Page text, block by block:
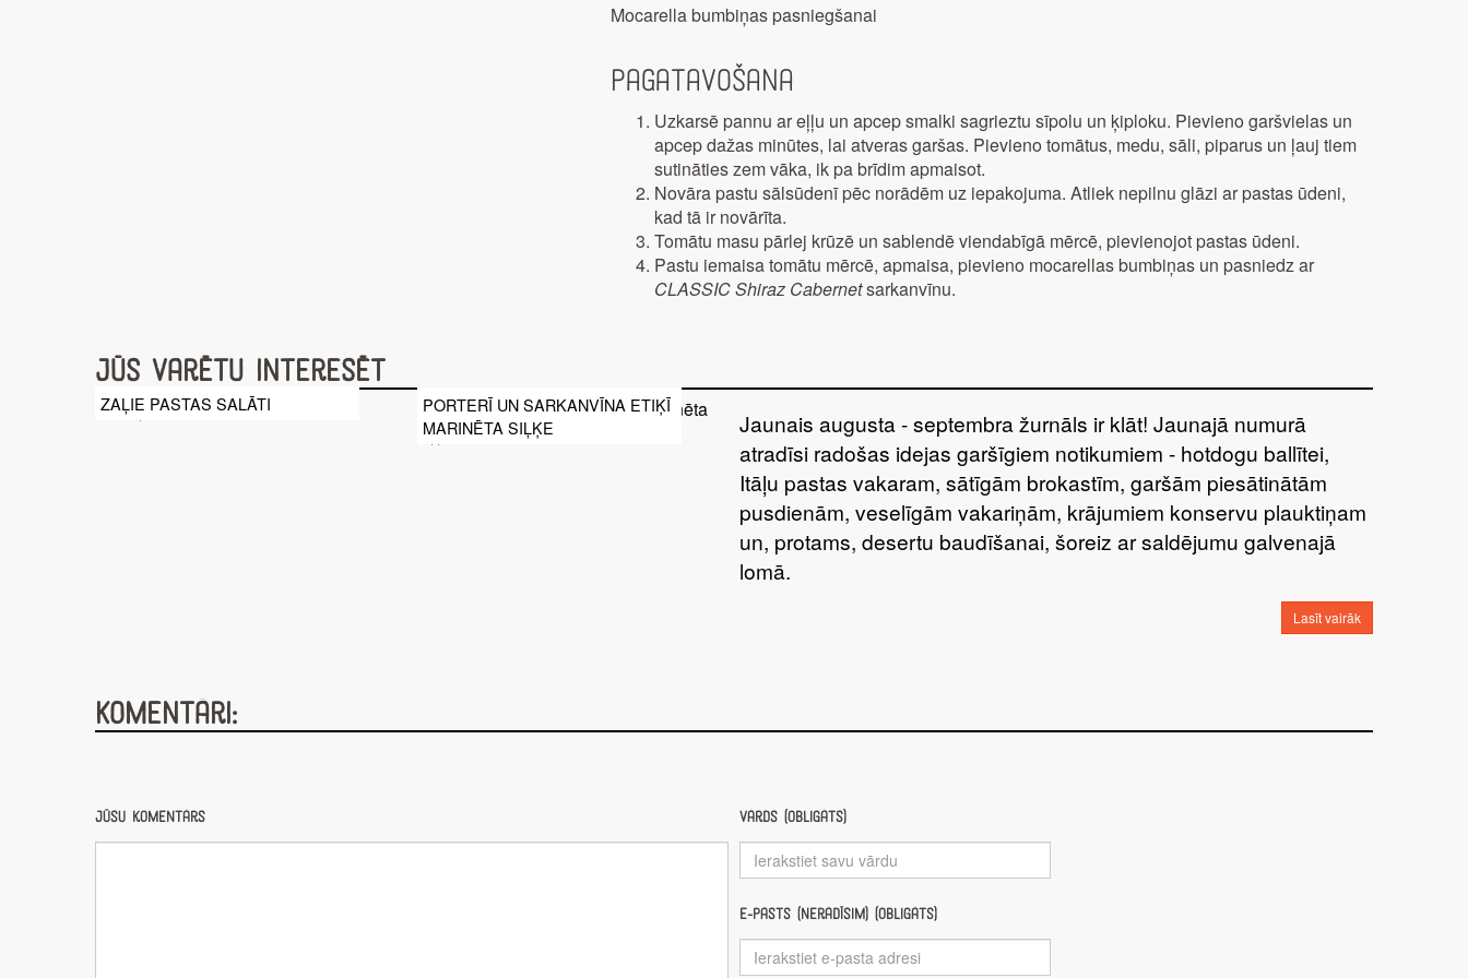
Mocarella bumbiņas pasniegšanai
Pagatavošana
Uzkarsē pannu ar eļļu un apcep smalki sagrieztu sīpolu un ķiploku. Pievieno garšvielas un
apcep dažas minūtes, lai atveras garšas. Pievieno tomātus, medu, sāli, piparus un ļauj tiem
sutināties zem vāka, ik pa brīdim apmaisot.
Novāra pastu sālsūdenī pēc norādēm uz iepakojuma. Atliek nepilnu glāzi ar pastas ūdeni,
kad tā ir novārīta.
Tomātu masu pārlej krūzē un sablendē viendabīgā mērcē, pievienojot pastas ūdeni.
Pastu iemaisa tomātu mērcē, apmaisa, pievieno mocarellas bumbiņas un pasniedz ar
CLASSIC Shiraz Cabernetsarkanvīnu.
Jūs varētu interesēt
ZAĻIE PASTAS SALĀTI
PORTERĪ UN SARKANVĪNA ETIĶĪ
MARINĒTA SIĻĶE
Jaunais augusta - septembra žurnāls ir klāt! Jaunajā numurā
atradīsi radošas idejas garšīgiem notikumiem - hotdogu ballītei,
Itāļu pastas vakaram, sātīgām brokastīm, garšām piesātinātām
pusdienām, veselīgām vakariņām, krājumiem konservu plauktiņam
un, protams, desertu baudīšanai, šoreiz ar saldējumu galvenajā
lomā.
Lasīt vairāk
Komentāri:
Jūsu komentārs Vārds (obligāts)
E-pasts (nerādīsim) (obligāts)